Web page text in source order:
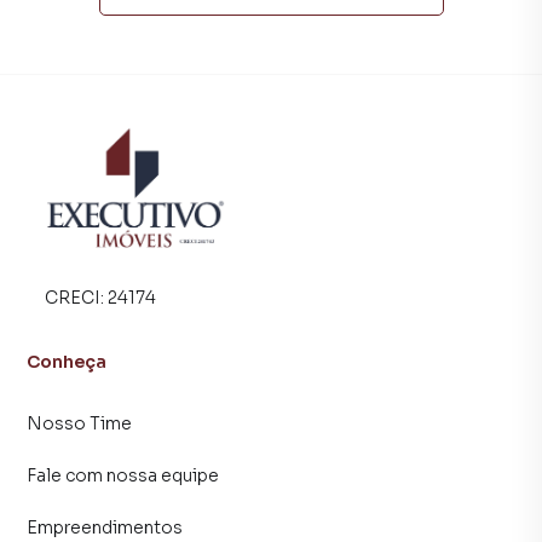
empreendimentos em construção ou lançamentos na
Negocie seu imóvel de forma totalmente online, com
segurança e tranquilidade. Na Executivo Imóveis você
consegue comprar ou alugar um imóvel em Arroio do Meio
fazer tudo online, direto do seu computador ou
simplificar a relação de proprietários, inquilinos e
compradores com o mercado imobiliário.
Anuncie seu imóvel! É fácil, rápido e gratuito! A Executivo
cidades do Brasil, incluindo Arroio do Meio.
CRECI: 24174
Conheça
Nosso Time
Fale com nossa equipe
Empreendimentos